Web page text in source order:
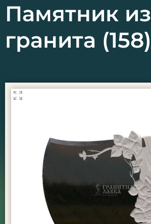
Памятник из
гранита (158)